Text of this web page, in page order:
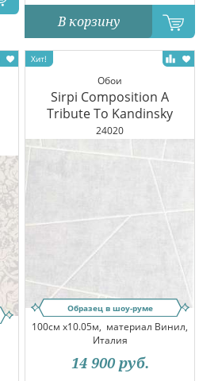
В корзину
Обои
Sirpi Composition A
Tribute To Kandinsky
24020
Образец в шоу-руме
100см x10.05м, материал Винил,
Италия
14 900 руб.